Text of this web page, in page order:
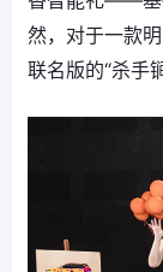
然，对于一款
联名版的“杀手